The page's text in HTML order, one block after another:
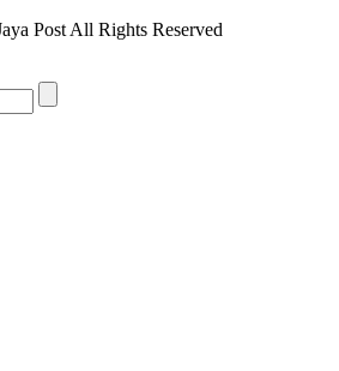
Post All Rights Reserved